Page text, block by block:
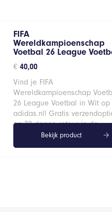
FIFA
Wereldkampioenschap
Voetbal 26 League
€ 40,00
Vind je FIFA
Wereldkampioenschap
26 League Voetbal in Wit op
adidas.nl! Gratis
en 30 dagen retour in de…
Bekijk product